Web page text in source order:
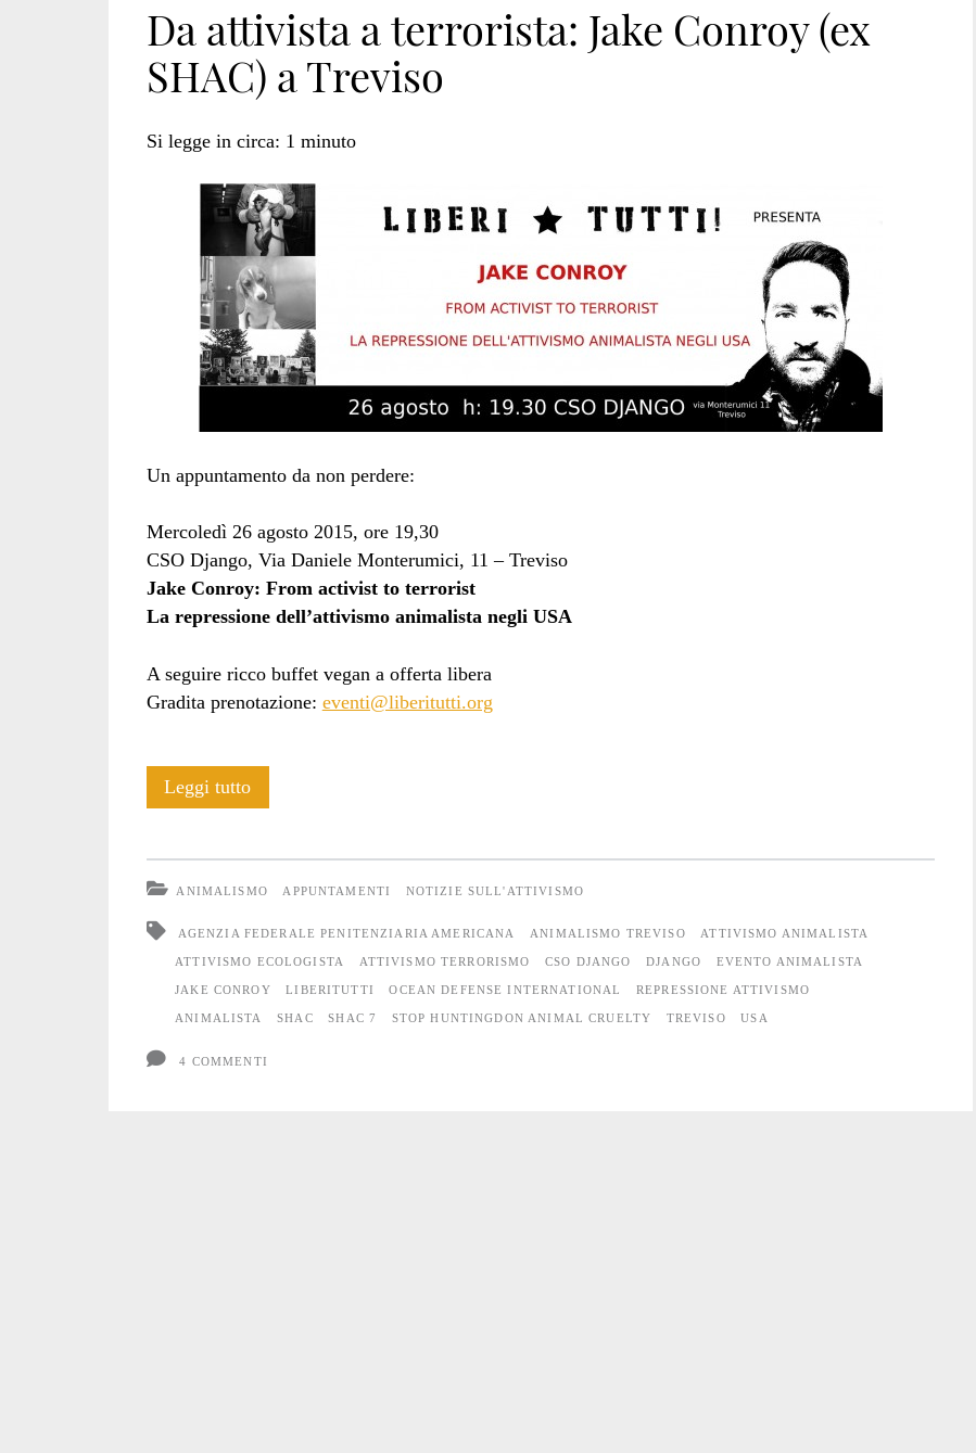
Da attivista a terrorista: Jake Conroy (ex
SHAC) a Treviso
Si legge in circa: 1 minuto
Un appuntamento da non perdere:
Mercoledì 26 agosto 2015, ore 19,30
CSO Django, Via Daniele Monterumici, 11 – Treviso
Jake Conroy: From activist to terrorist
La repressione dell’attivismo animalista negli USA
A seguire ricco buffet vegan a offerta libera
Gradita prenotazione: eventi@liberitutti.org
Leggi tuttoDa
Jake
Conroy
ANIMALISMO APPUNTAMENTI NOTIZIE SULL'ATTIVISMO
AGENZIA FEDERALE PENITENZIARIA AMERICANA ANIMALISMO TREVISO ATTIVISMO ANIMALISTA
ATTIVISMO ECOLOGISTA ATTIVISMO TERRORISMO CSO DJANGO DJANGO EVENTO ANIMALISTA
JAKE CONROY LIBERITUTTI OCEAN DEFENSE INTERNATIONAL REPRESSIONE ATTIVISMO
ANIMALISTA SHAC SHAC 7 STOP HUNTINGDON ANIMAL CRUELTY TREVISO USA
4 COMMENTI